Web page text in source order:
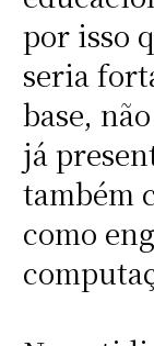
por isso
seria
base,
já
também
como